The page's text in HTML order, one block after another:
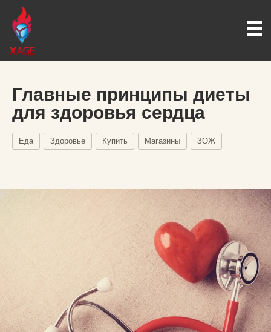
Главные принципы диеты
для здоровья сердца
Еда Здоровье Купить Магазины ЗОЖ